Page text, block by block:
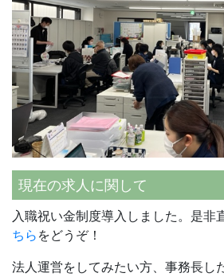
現在の求人に関して
入職祝い金制度導入しました。是
ちら をどうぞ！
法人運営をしてみたい方、事務長し